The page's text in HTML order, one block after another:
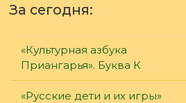
За сегодня:
«Культурная азбука
Приангарья». Буква К
«Русские дети и их игры»